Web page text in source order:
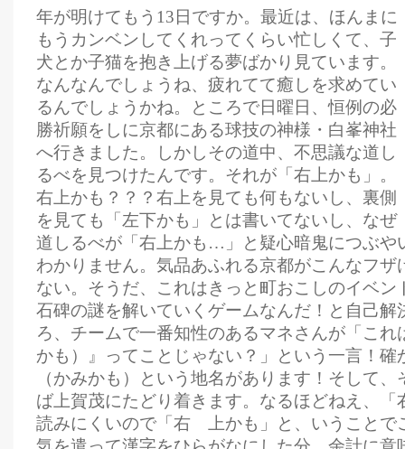
年が明けてもう13日ですか。最近は、ほんまに
もうカンベンしてくれってくらい忙しくて、子
犬とか子猫を抱き上げる夢ばかり見ています。
なんなんでしょうね、疲れてて癒しを求めてい
るんでしょうかね。ところで日曜日、恒例の必
勝祈願をしに京都にある球技の神様・白峯神社
へ行きました。しかしその道中、不思議な道し
るべを見つけたんです。それが「右上かも」。
右上かも？？？右上を見ても何もないし、裏側
を見ても「左下かも」とは書いてないし、なぜ
道しるべが「右上かも…」と疑心暗鬼につぶや
わかりません。気品あふれる京都がこんなフザ
ない。そうだ、これはきっと町おこしのイベン
石碑の謎を解いていくゲームなんだ！と自己解
ろ、チームで一番知性のあるマネさんが「これ
かも）』ってことじゃない？」という一言！確
（かみかも）という地名があります！そして
ば上賀茂にたどり着きます。なるほどねえ、
読みにくいので「右 上かも」と、いうことで